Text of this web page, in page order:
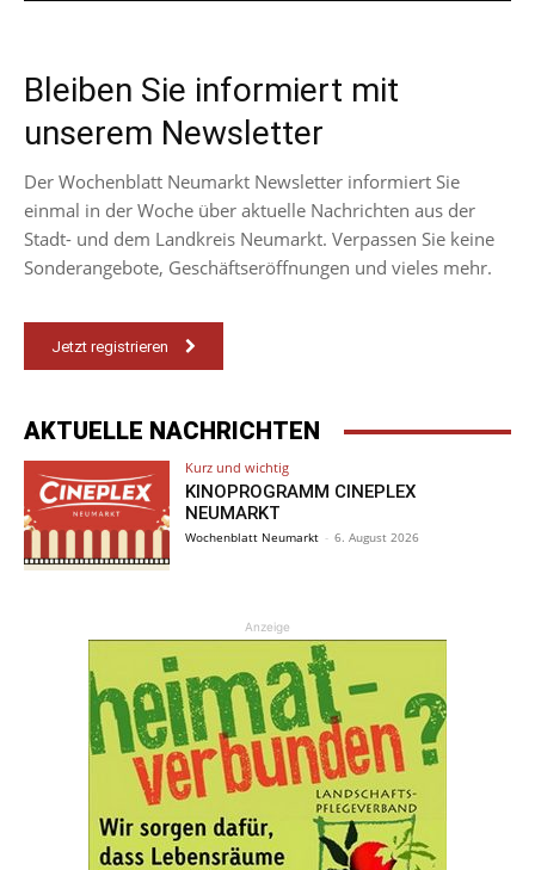
Bleiben Sie informiert mit
unserem Newsletter
Der Wochenblatt Neumarkt Newsletter informiert Sie
einmal in der Woche über aktuelle Nachrichten aus der
Stadt- und dem Landkreis Neumarkt. Verpassen Sie keine
Sonderangebote, Geschäftseröffnungen und vieles mehr.
Jetzt registrieren
AKTUELLE NACHRICHTEN
Kurz und wichtig
KINOPROGRAMM CINEPLEX
NEUMARKT
Wochenblatt Neumarkt - 6. August 2026
Anzeige